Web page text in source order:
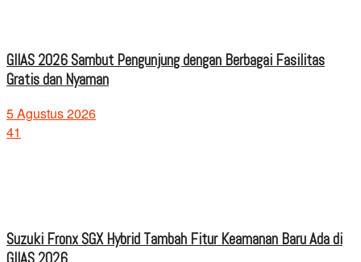
GIIAS 2026 Sambut Pengunjung dengan Berbagai Fasilitas
Gratis dan Nyaman
5 Agustus 2026
41
Suzuki Fronx SGX Hybrid Tambah Fitur Keamanan Baru Ada di